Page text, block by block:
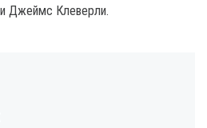
Джеймс Клеверли.